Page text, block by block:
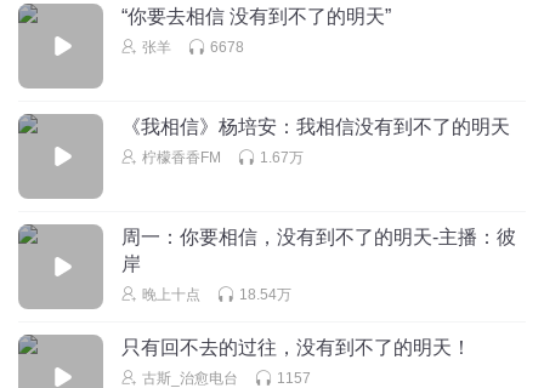
“你要去相信 没有到不了的明天”
张羊 6678
《我相信》杨培安：我相信没有到不了的明天
柠檬香香FM 1.67万
周一：你要相信，没有到不了的明天-主播：彼
岸
晚上十点 18.54万
只有回不去的过往，没有到不了的明天！
古斯_治愈电台 1157